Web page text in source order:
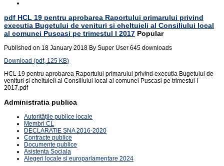
pdf HCL 19 pentru aprobarea Raportului primarului privind
executia Bugetului de venituri si cheltuieli al Consiliului local
al comunei Puscasi pe trimestul I 2017 Popular
Published on 18 January 2018 By Super User 645 downloads
Download (pdf, 125 KB)
HCL 19 pentru aprobarea Raportului primarului privind executia Bugetului de
venituri si cheltuieli al Consiliului local al comunei Puscasi pe trimestul I
2017.pdf
Administratia publica
Autorităţile publice locale
Membri CL
DECLARATIE SNA 2016-2020
Contracte publice
Documente publice
Asistenta Sociala
Alegeri locale si europarlamentare 2024